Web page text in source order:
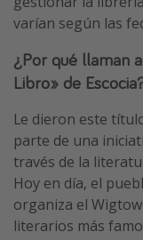
varían según las
¿Por qué llaman
Libro» de
Le dieron este
parte de una
través de la
Hoy en día, el
organiza el
literarios más